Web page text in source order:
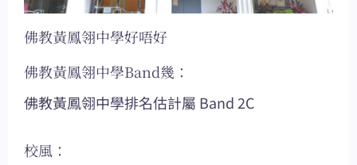
佛教黃鳳翎中學好唔好
佛教黃鳳翎中學Band幾：
佛教黃鳳翎中學排名估計屬 Band 2C
校風：